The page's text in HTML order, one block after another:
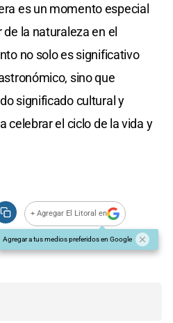
es un momento especial
la naturaleza en el
no solo es significativo
sino que
significado cultural y
celebrar el ciclo de la vida y
+ Agregar El Litoral en
Agregar a tus medios preferidos en Google